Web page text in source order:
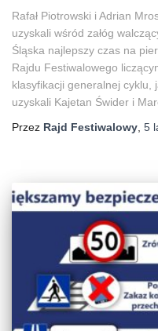
Rafał Piotrowski i Adrian
uzyskali wśród załóg
Śląska najlepszy czas na
Rajdu Festiwalowego
klasyfikacji generalnej cyklu,
uzyskali Kajetan Świder i
Przez Rajd Festiwalowy 5